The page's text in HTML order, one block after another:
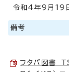
令和4年9月19
備考
フタバ図書